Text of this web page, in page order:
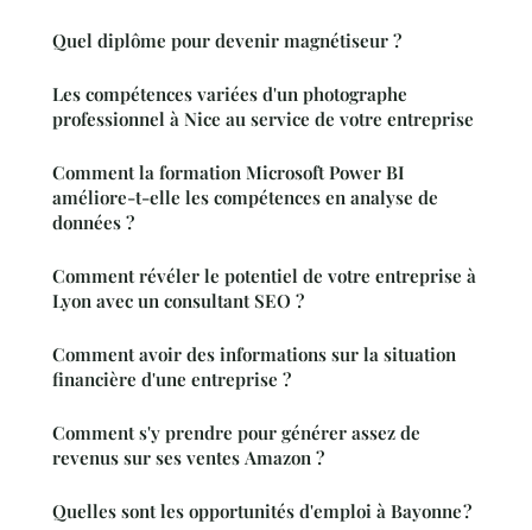
Quel diplôme pour devenir magnétiseur ?
Les compétences variées d'un photographe
professionnel à Nice au service de votre entreprise
Comment la formation Microsoft Power BI
améliore-t-elle les compétences en analyse de
données ?
Comment révéler le potentiel de votre entreprise à
Lyon avec un consultant SEO ?
Comment avoir des informations sur la situation
financière d'une entreprise ?
Comment s'y prendre pour générer assez de
revenus sur ses ventes Amazon ?
Quelles sont les opportunités d'emploi à Bayonne ?